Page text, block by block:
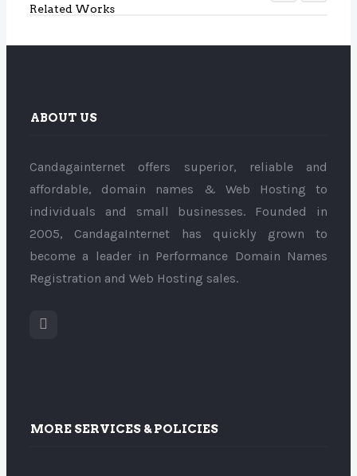
Related Works
ABOUT US
Candagainternet offers superior, reliable and
affordable, domain names & Web Hosting to
individuals and small businesses. Founded in
2005, CandagaInternet has quickly grown to
become a leader in Performance Domain Names
Registration and Web Hosting sales.
MORE SERVICES & POLICIES